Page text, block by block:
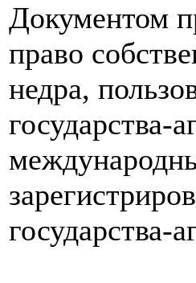
Документом
право
недра,
государства-
государства-